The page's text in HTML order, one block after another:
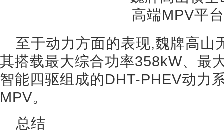
至于动力方面的表现,魏牌高山
其搭载最大综合功率358kW、最
智能四驱组成的DHT-PHEV动力
MPV。
总结